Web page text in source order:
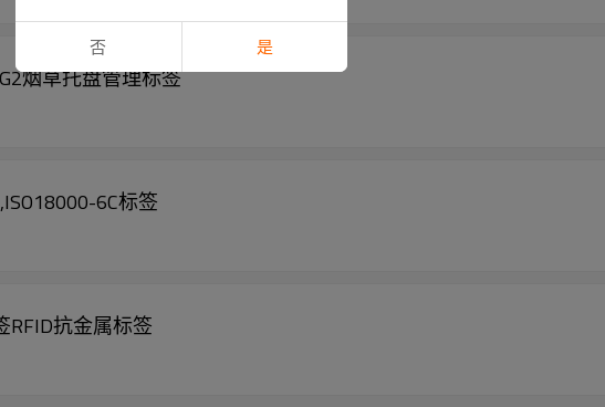
烟草托盘管理标签
6C标签
RFID抗金属标签
否 是